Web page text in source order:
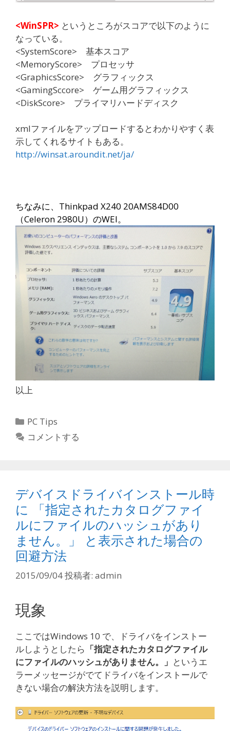
<WinSPR> というところがスコアで以下のように
なっている。
<SystemScore> 基本スコア
<MemoryScore> プロセッサ
<GraphicsScore> グラフィックス
<GamingSccore> ゲーム用グラフィックス
<DiskScore> プライマリハードディスク
xmlファイルをアップロードするとわかりやすく表
示してくれるサイトもある。
http://winsat.aroundit.net/ja/
ちなみに、Thinkpad X240 20AMS84D00
（Celeron 2980U）のWEI。
以上
カ
テ
PC Tips
コメントする
デバイスドライバインストール時
に 「指定されたカタログファイ
ルにファイルのハッシュがあり
ません。」 と表示された場合の
回避方法
2015/09/04投稿者: admin
現象
ここではWindows 10 で、ドライバをインストー
ルしようとしたら 「指定されたカタログファイル
にファイルのハッシュがありません。」 というエ
ラーメッセージがでてドライバをインストールで
きない場合の解決方法を説明します。